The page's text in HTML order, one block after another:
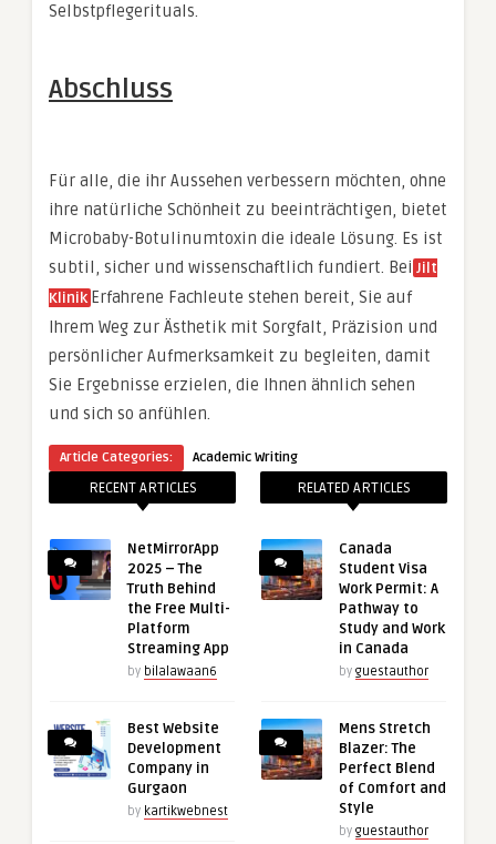
Selbstpflegerituals.
Abschluss
Für alle, die ihr Aussehen verbessern möchten, ohne
ihre natürliche Schönheit zu beeinträchtigen, bietet
Microbaby-Botulinumtoxin die ideale Lösung. Es ist
subtil, sicher und wissenschaftlich fundiert. Bei Jilt
Klinik Erfahrene Fachleute stehen bereit, Sie auf
Ihrem Weg zur Ästhetik mit Sorgfalt, Präzision und
persönlicher Aufmerksamkeit zu begleiten, damit
Sie Ergebnisse erzielen, die Ihnen ähnlich sehen
und sich so anfühlen.
Article Categories: Academic Writing
RECENT ARTICLES
NetMirrorApp
2025 – The
Truth Behind
the Free Multi-
Platform
Streaming App
by bilalawaan6
Best Website
Development
Company in
Gurgaon
by kartikwebnest
RELATED ARTICLES
Canada
Student Visa
Work Permit: A
Pathway to
Study and Work
in Canada
by guestauthor
Mens Stretch
Blazer: The
Perfect Blend
of Comfort and
Style
by guestauthor